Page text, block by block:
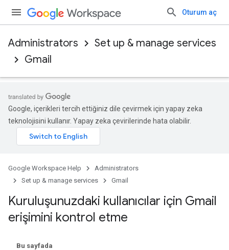
Oturum aç
Administrators
Set up & manage services
Gmail
Google, içerikleri tercih ettiğiniz dile çevirmek için yapay zeka
teknolojisini kullanır. Yapay zeka çevirilerinde hata olabilir.
Google Workspace Help
Administrators
Set up & manage services
Gmail
Kuruluşunuzdaki kullanıcılar için Gmail
erişimini kontrol etme
Bu sayfada